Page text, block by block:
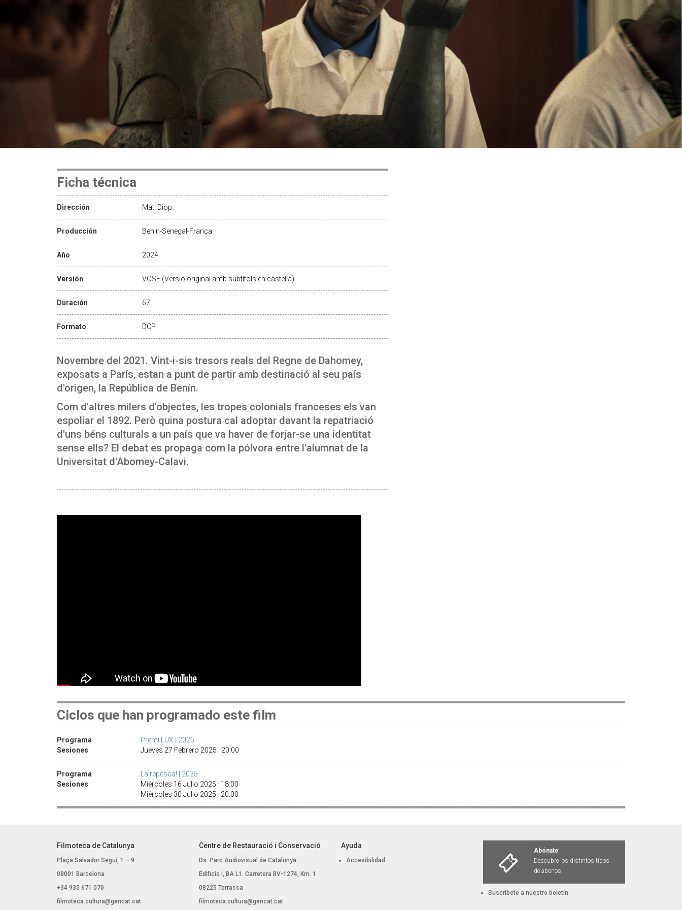
Ficha técnica
Dirección Mati Diop
Producción Benin-Senegal-França
Año 2024
Versión VOSE (Versió original amb subtítols en castellà)
Duración 67'
Formato DCP
Novembre del 2021. Vint-i-sis tresors reals del Regne de Dahomey,
exposats a París, estan a punt de partir amb destinació al seu país
d'origen, la República de Benín.
Com d'altres milers d'objectes, les tropes colonials franceses els van
espoliar el 1892. Però quina postura cal adoptar davant la repatriació
d'uns béns culturals a un país que va haver de forjar-se una identitat
sense ells? El debat es propaga com la pólvora entre l'alumnat de la
Universitat d'Abomey-Calavi.
Ciclos que han programado este film
Programa
Premi LUX | 2025
Sesiones
Jueves 27 Febrero 2025 · 20:00
Programa
La repesca! | 2025
Sesiones
Miércoles 16 Julio 2025 · 18:00
Miércoles 30 Julio 2025 · 20:00
Filmoteca de Catalunya
Plaça Salvador Seguí, 1 – 9
08001 Barcelona
+34 935 671 070
filmoteca.cultura@gencat.cat
Centre de Restauració i Conservació
Ds. Parc Audiovisual de Catalunya
Edificio I, BA L1. Carretera BV-1274, Km. 1
08225 Terrassa
filmoteca.cultura@gencat.cat
Ayuda
Accesibilidad
Abónate
Descubre los distintos tipos
de abonos
Suscríbete a nuestro boletín